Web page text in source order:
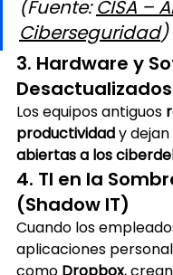
(Fuente: CISA –
Ciberseguridad)
3. Hardware y
Desactualizados
Los equipos antiguos
productividad y dejan
abiertas a los
4. TI en la
(Shadow IT)
Cuando los
aplicaciones